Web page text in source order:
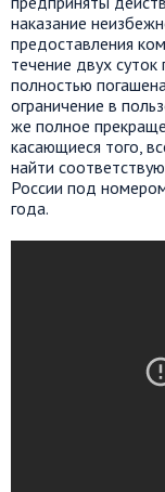
наказание
предоставления
течение двух
полностью
ограничение в
же полное
касающиеся того,
найти
России под
года.